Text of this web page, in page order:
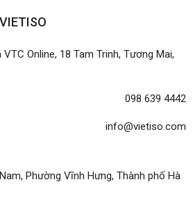
Online, 18 Tam Trinh, Tương Mai,
098 639 4442
info@vietiso.com
Phường Vĩnh Hưng, Thành phố Hà